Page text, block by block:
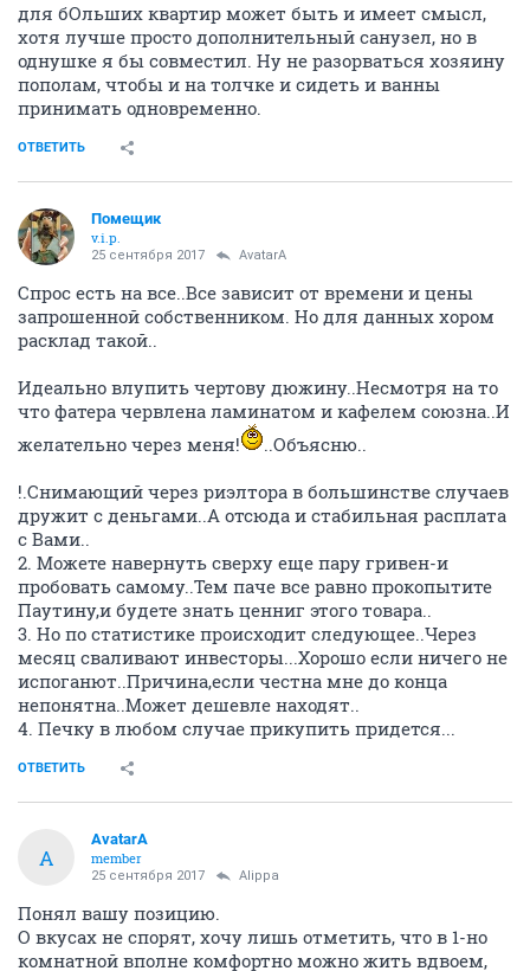
для бОльших квартир может быть и имеет смысл,
хотя лучше просто дополнительный санузел, но в
однушке я бы совместил. Ну не разорваться хозяину
пополам, чтобы и на толчке и сидеть и ванны
принимать одновременно.
ОТВЕТИТЬ
Помещик
v.i.p.
25 сентября 2017 AvatarA
Спрос есть на все..Все зависит от времени и цены
запрошенной собственником. Но для данных хором
расклад такой..
Идеально влупить чертову дюжину..Несмотря на то
что фатера червлена ламинатом и кафелем союзна..И
желательно через меня!
..Объясню..
!.Снимающий через риэлтора в большинстве случаев
дружит с деньгами..А отсюда и стабильная расплата
с Вами..
2. Можете навернуть сверху еще пару гривен-и
пробовать самому..Тем паче все равно прокопытите
Паутину,и будете знать ценниг этого товара..
3. Но по статистике происходит следующее..Через
месяц сваливают инвесторы...Хорошо если ничего не
испоганют..Причина,если честна мне до конца
непонятна..Может дешевле находят..
4. Печку в любом случае прикупить придется...
ОТВЕТИТЬ
A
AvatarA
member
25 сентября 2017 Alippa
Понял вашу позицию.
О вкусах не спорят, хочу лишь отметить, что в 1-но
комнатной вполне комфортно можно жить вдвоем,